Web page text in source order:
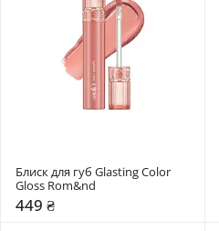
Блиск для губ Glasting Color
449 ₴